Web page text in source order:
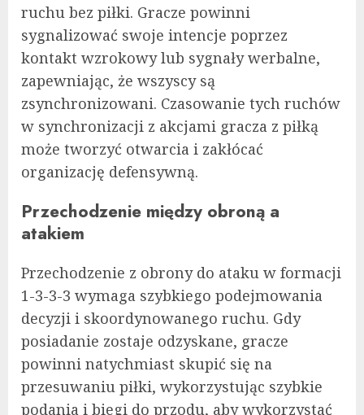
ruchu bez piłki. Gracze powinni
sygnalizować swoje intencje poprzez
kontakt wzrokowy lub sygnały werbalne,
zapewniając, że wszyscy są
zsynchronizowani. Czasowanie tych ruchów
w synchronizacji z akcjami gracza z piłką
może tworzyć otwarcia i zakłócać
organizację defensywną.
Przechodzenie między obroną a
atakiem
Przechodzenie z obrony do ataku w formacji
1-3-3-3 wymaga szybkiego podejmowania
decyzji i skoordynowanego ruchu. Gdy
posiadanie zostaje odzyskane, gracze
powinni natychmiast skupić się na
przesuwaniu piłki, wykorzystując szybkie
podania i biegi do przodu, aby wykorzystać